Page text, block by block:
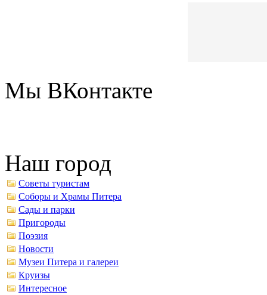
Мы ВКонтакте
Наш город
Советы туристам
Соборы и Храмы Питера
Сады и парки
Пригороды
Поэзия
Новости
Музеи Питера и галереи
Круизы
Интересное